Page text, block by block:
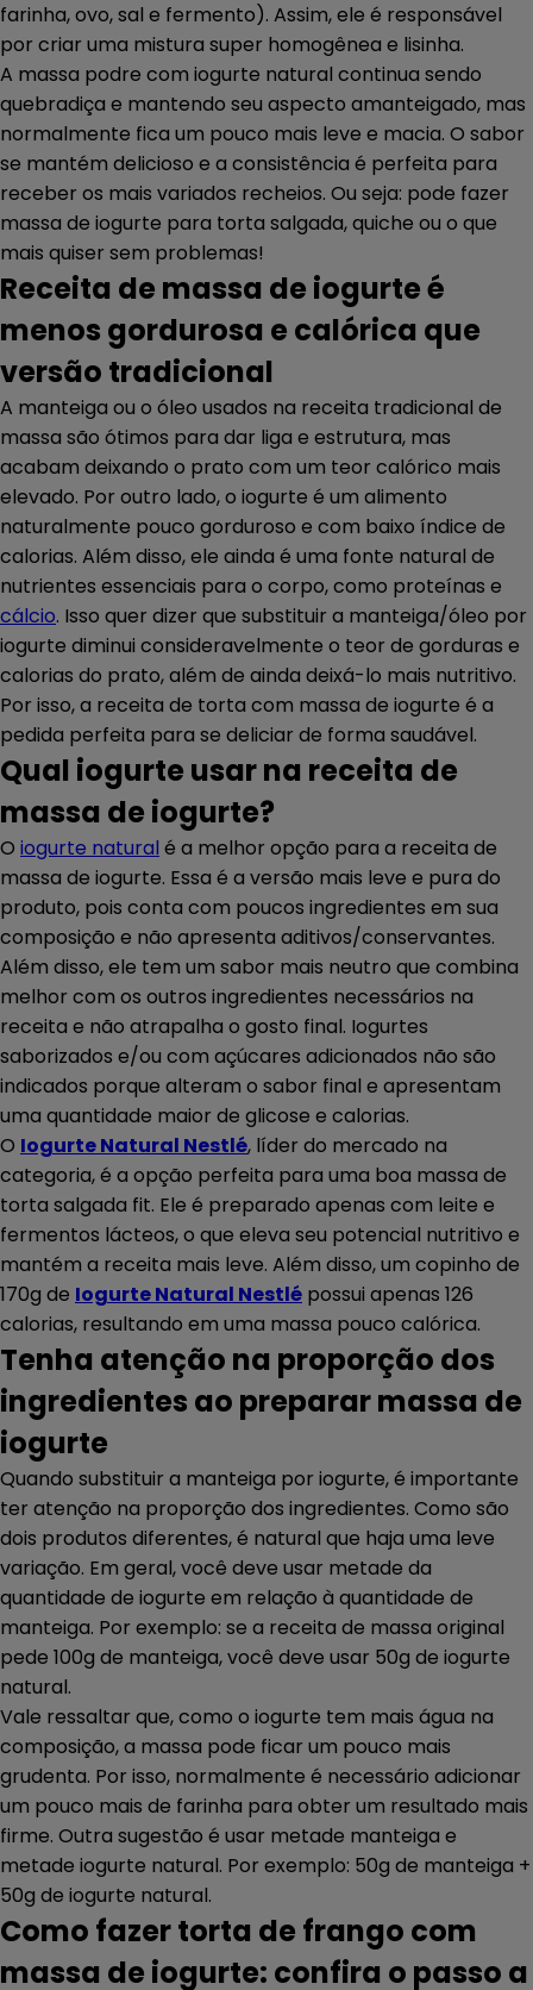
farinha, ovo, sal e fermento). Assim, ele é responsável
por criar uma mistura super homogênea e lisinha.
A massa podre com iogurte natural continua sendo
quebradiça e mantendo seu aspecto amanteigado, mas
normalmente fica um pouco mais leve e macia. O sabor
se mantém delicioso e a consistência é perfeita para
receber os mais variados recheios. Ou seja: pode fazer
massa de iogurte para torta salgada, quiche ou o que
mais quiser sem problemas!
Receita de massa de iogurte é
menos gordurosa e calórica que
versão tradicional
A manteiga ou o óleo usados na receita tradicional de
massa são ótimos para dar liga e estrutura, mas
acabam deixando o prato com um teor calórico mais
elevado. Por outro lado, o iogurte é um alimento
naturalmente pouco gorduroso e com baixo índice de
calorias. Além disso, ele ainda é uma fonte natural de
nutrientes essenciais para o corpo, como proteínas e
cálcio. Isso quer dizer que substituir a manteiga/óleo por
iogurte diminui consideravelmente o teor de gorduras e
calorias do prato, além de ainda deixá-lo mais nutritivo.
Por isso, a receita de torta com massa de iogurte é a
pedida perfeita para se deliciar de forma saudável.
Qual iogurte usar na receita de
massa de iogurte?
O iogurte natural é a melhor opção para a receita de
massa de iogurte. Essa é a versão mais leve e pura do
produto, pois conta com poucos ingredientes em sua
composição e não apresenta aditivos/conservantes.
Além disso, ele tem um sabor mais neutro que combina
melhor com os outros ingredientes necessários na
receita e não atrapalha o gosto final. Iogurtes
saborizados e/ou com açúcares adicionados não são
indicados porque alteram o sabor final e apresentam
uma quantidade maior de glicose e calorias.
O Iogurte Natural Nestlé, líder do mercado na
categoria, é a opção perfeita para uma boa massa de
torta salgada fit. Ele é preparado apenas com leite e
fermentos lácteos, o que eleva seu potencial nutritivo e
mantém a receita mais leve. Além disso, um copinho de
170g de Iogurte Natural Nestlé possui apenas 126
calorias, resultando em uma massa pouco calórica.
Tenha atenção na proporção dos
ingredientes ao preparar massa de
iogurte
Quando substituir a manteiga por iogurte, é importante
ter atenção na proporção dos ingredientes. Como são
dois produtos diferentes, é natural que haja uma leve
variação. Em geral, você deve usar metade da
quantidade de iogurte em relação à quantidade de
manteiga. Por exemplo: se a receita de massa original
pede 100g de manteiga, você deve usar 50g de iogurte
natural.
Vale ressaltar que, como o iogurte tem mais água na
composição, a massa pode ficar um pouco mais
grudenta. Por isso, normalmente é necessário adicionar
um pouco mais de farinha para obter um resultado mais
firme. Outra sugestão é usar metade manteiga e
metade iogurte natural. Por exemplo: 50g de manteiga +
50g de iogurte natural.
Como fazer torta de frango com
massa de iogurte: confira o passo a